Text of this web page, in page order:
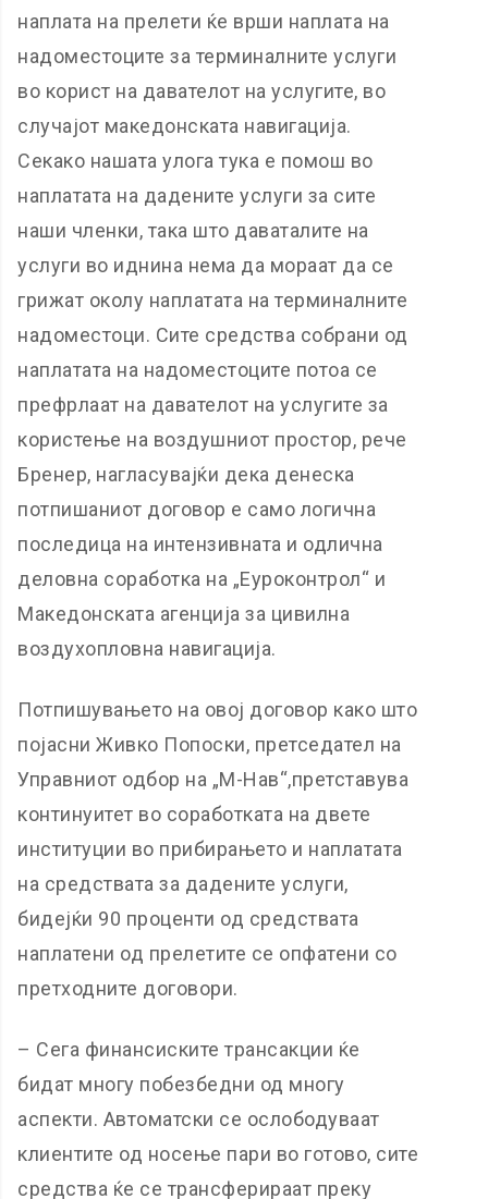
наплата на прелети ќе врши наплата на
надоместоците за терминалните услуги
во корист на давателот на услугите, во
случајот македонската навигација.
Секако нашата улога тука е помош во
наплатата на дадените услуги за сите
наши членки, така што даваталите на
услуги во иднина нема да мораат да се
грижат околу наплатата на терминалните
надоместоци. Сите средства собрани од
наплатата на надоместоците потоа се
префрлаат на давателот на услугите за
користење на воздушниот простор, рече
Бренер, нагласувајќи дека денеска
потпишаниот договор е само логична
последица на интензивната и одлична
деловна соработка на „Еуроконтрол“ и
Македонската агенција за цивилна
воздухопловна навигација.
Потпишувањето на овој договор како што
појасни Живко Попоски, претседател на
Управниот одбор на „М-Нав“,претставува
континуитет во соработката на двете
институции во прибирањето и наплатата
на средствата за дадените услуги,
бидејќи 90 проценти од средствата
наплатени од прелетите се опфатени со
претходните договори.
– Сега финансиските трансакции ќе
бидат многу побезбедни од многу
аспекти. Автоматски се ослободуваат
клиентите од носење пари во готово, сите
средства ќе се трансферираат преку